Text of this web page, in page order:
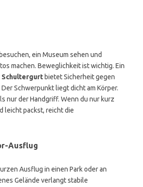
ein Museum sehen und
machen. Beweglichkeit ist wichtig. Ein
bietet Sicherheit gegen
Schwerpunkt liegt dicht am Körper.
nur der Handgriff. Wenn du nur kurz
leicht packst, reicht die
Ausflug
Ausflug in einen Park oder an
Gelände verlangt stabile